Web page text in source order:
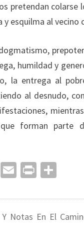
pretendan colarse
esquilma al vecino
humildad y
la entrega al
al desnudo,
forman parte
Li
E
ai
l
Pr
t
m
p
Notas En El